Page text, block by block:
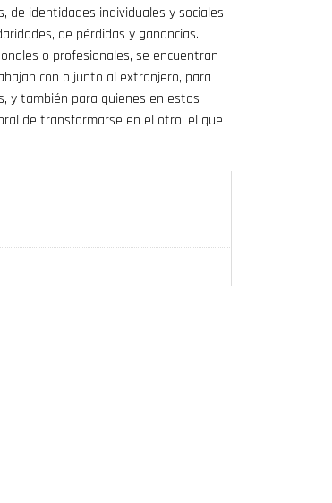
de identidades individuales y sociales
de pérdidas y ganancias.
o profesionales, se encuentran
con o junto al extranjero, para
y también para quienes en estos
de transformarse en el otro, el que